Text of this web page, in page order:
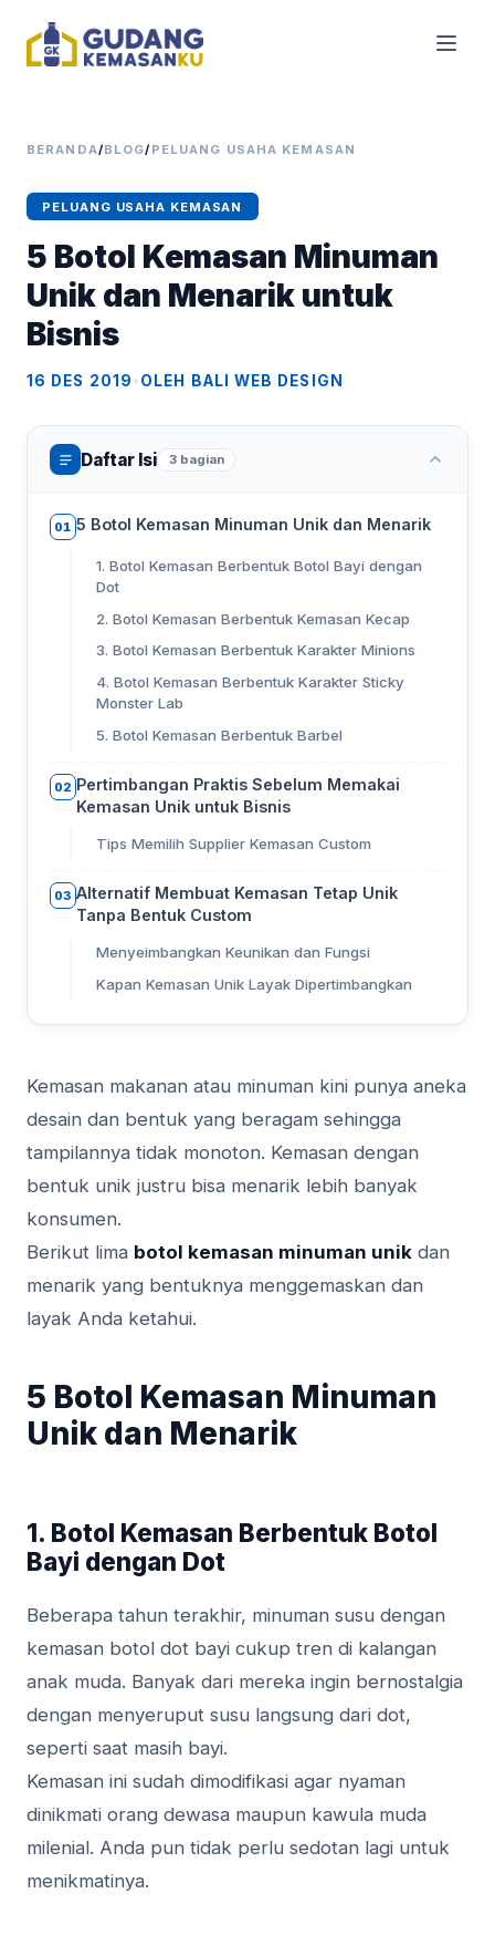
BERANDA/BLOG/ PELUANG USAHA KEMASAN
PELUANG USAHA KEMASAN
5 Botol Kemasan Minuman
Unik dan Menarik untuk
Bisnis
16 DES 2019•OLEH BALI WEB DESIGN
Daftar Isi 3 bagian
01 5 Botol Kemasan Minuman Unik dan Menarik
1. Botol Kemasan Berbentuk Botol Bayi dengan
Dot
2. Botol Kemasan Berbentuk Kemasan Kecap
3. Botol Kemasan Berbentuk Karakter Minions
4. Botol Kemasan Berbentuk Karakter Sticky
Monster Lab
5. Botol Kemasan Berbentuk Barbel
02 Pertimbangan Praktis Sebelum Memakai
Kemasan Unik untuk Bisnis
Tips Memilih Supplier Kemasan Custom
03 Alternatif Membuat Kemasan Tetap Unik
Tanpa Bentuk Custom
Menyeimbangkan Keunikan dan Fungsi
Kapan Kemasan Unik Layak Dipertimbangkan
Kemasan makanan atau minuman kini punya aneka
desain dan bentuk yang beragam sehingga
tampilannya tidak monoton. Kemasan dengan
bentuk unik justru bisa menarik lebih banyak
konsumen.
Berikut lima botol kemasan minuman unik dan
menarik yang bentuknya menggemaskan dan
layak Anda ketahui.
5 Botol Kemasan Minuman
Unik dan Menarik
1. Botol Kemasan Berbentuk Botol
Bayi dengan Dot
Beberapa tahun terakhir, minuman susu dengan
kemasan botol dot bayi cukup tren di kalangan
anak muda. Banyak dari mereka ingin bernostalgia
dengan menyeruput susu langsung dari dot,
seperti saat masih bayi.
Kemasan ini sudah dimodifikasi agar nyaman
dinikmati orang dewasa maupun kawula muda
milenial. Anda pun tidak perlu sedotan lagi untuk
menikmatinya.